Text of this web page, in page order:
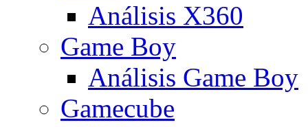
Análisis X360
Game Boy
Análisis Game Boy
Gamecube